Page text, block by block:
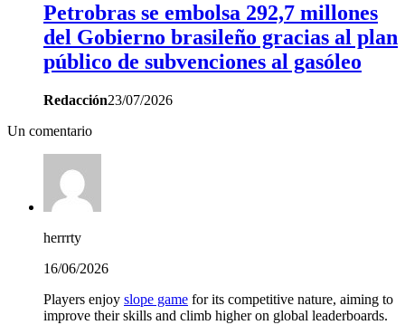
Petrobras se embolsa 292,7 millones
del Gobierno brasileño gracias al plan
público de subvenciones al gasóleo
Redacción23/07/2026
Un comentario
herrrty
16/06/2026
Players enjoy slope game for its competitive nature, aiming to
improve their skills and climb higher on global leaderboards.